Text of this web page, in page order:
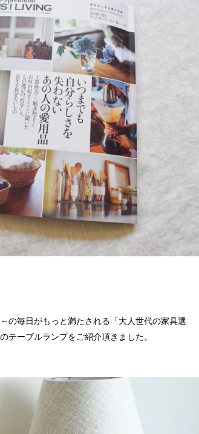
の毎日がもっと満たされる「大人世代の家具選
ーブルランプをご紹介頂きました。